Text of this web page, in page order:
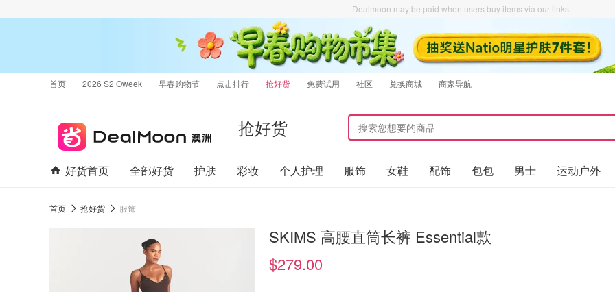
Dealmoon may be paid when users buy items via our links.
首页 2026 S2 Oweek 早春购物节 点击排行 抢好货 免费试用 社区 兑换商城 商家导航
抢好货
好货首页 全部好货 护肤 彩妆 个人护理 服饰 女鞋 配饰 包包 男士 运动户外
首页 抢好货 服饰
SKIMS 高腰直筒长裤 Essential款
$279.00